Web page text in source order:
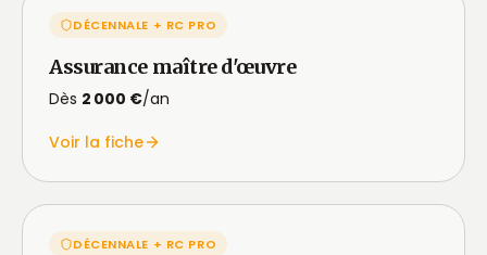
DÉCENNALE + RC PRO
Assurance maître d'œuvre
Dès 2 000 €/an
Voir la fiche
DÉCENNALE + RC PRO